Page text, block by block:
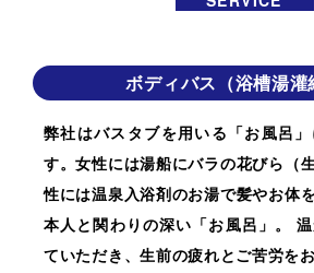
ボディバス（浴槽湯灌
弊社はバスタブを用いる「お風呂
す。女性には湯船にバラの花びら（
性には温泉入浴剤のお湯で髪やお体
本人と関わりの深い「お風呂」。
ていただき、生前の疲れとご苦労を